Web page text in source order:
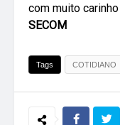
com muito
SECOM
Tags COTIDIANO